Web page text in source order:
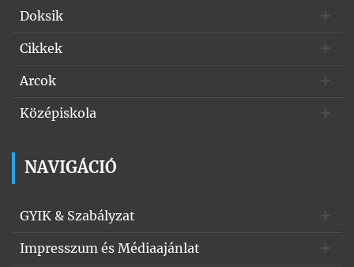
Doksik
Cikkek
Arcok
Középiskola
NAVIGÁCIÓ
GYIK & Szabályzat
Impresszum és Médiaajánlat